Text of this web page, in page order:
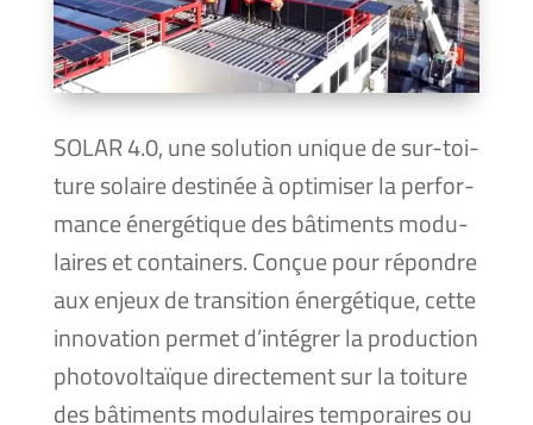
SOLAR 4.0, une solu­tion unique de sur-toi­
ture solaire des­ti­née à opti­mi­ser la per­for­
mance éner­gé­tique des bâti­ments modu­
laires et contai­ners. Conçue pour répondre
aux enjeux de tran­si­tion éner­gé­tique, cette
inno­va­tion per­met d’intégrer la pro­duc­tion
pho­to­vol­taïque direc­te­ment sur la toi­ture
des bâti­ments modu­laires tem­po­raires ou